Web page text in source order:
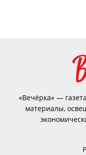
«Вечёрка» —
материалы,